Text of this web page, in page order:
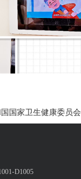
国家卫生健康委员会
D1005